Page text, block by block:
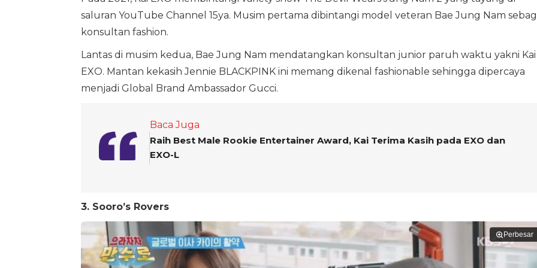
saluran YouTube Channel 15ya. Musim pertama dibintangi model veteran Bae Jung Nam
konsultan fashion.
Lantas di musim kedua, Bae Jung Nam mendatangkan konsultan junior paruh waktu yakni Kai
EXO. Mantan kekasih Jennie BLACKPINK ini memang dikenal fashionable sehingga dipercaya
menjadi Global Brand Ambassador Gucci.
Baca Juga
Raih Best Male Rookie Entertainer Award, Kai Terima Kasih pada EXO dan
EXO-L
3. Sooro’s Rovers
Perbesar